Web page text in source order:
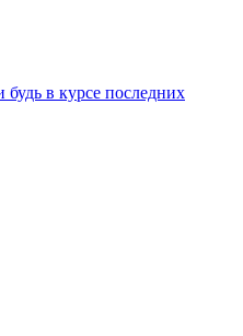
в курсе последних